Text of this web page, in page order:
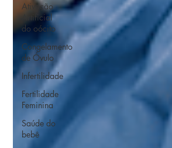
Ativação
Artificial
do oócito
Congelamento
de Óvulo
Infertilidade
Fertilidade
Feminina
Saúde do
bebê